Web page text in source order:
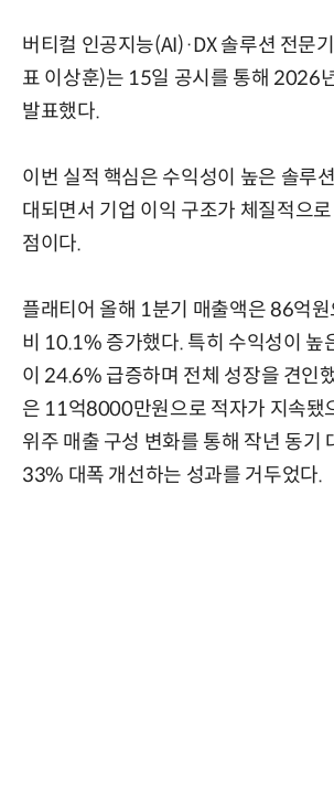
버티컬 인공지능(AI)·DX 솔루션 전문
표 이상훈)는 15일 공시를 통해 2026
발표했다.
이번 실적 핵심은 수익성이 높은 솔루
대되면서 기업 이익 구조가 체질적으
점이다.
플래티어 올해 1분기 매출액은 86억원
비 10.1% 증가했다. 특히 수익성이 높
이 24.6% 급증하며 전체 성장을 견인
은 11억8000만원으로 적자가 지속됐
위주 매출 구성 변화를 통해 작년 동기
33% 대폭 개선하는 성과를 거두었다.